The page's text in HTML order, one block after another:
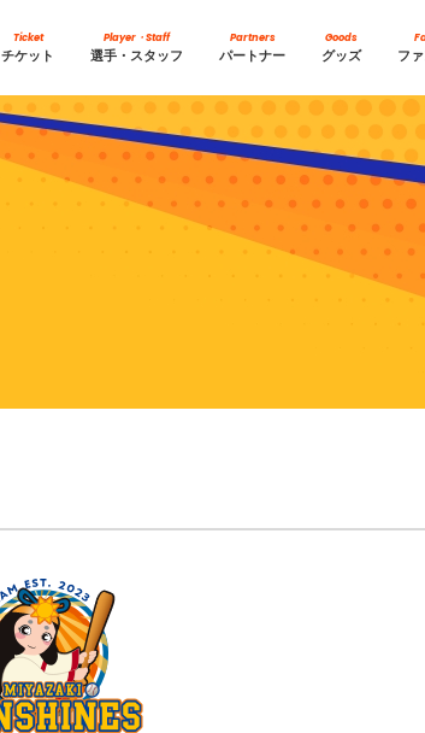
Ticket
チケット
Player・Staff
選手・スタッフ
Partners
パートナー
Goods
グッズ
フ